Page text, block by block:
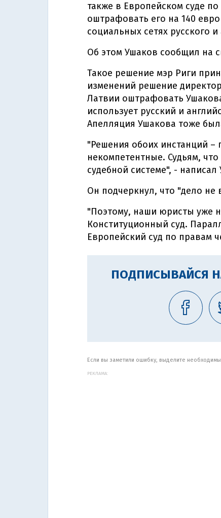
также в Европейском суде
оштрафовать его на 140
социальных сетях русского
Об этом Ушаков сообщил на
Такое решение мэр Риги
изменений решение
Латвии оштрафовать
использует русский и
Апелляция Ушакова тоже
"Решения обоих инстанций
некомпетентные. Судьям,
судебной системе", - написал
Он подчеркнул, что "дело
"Поэтому, наши юристы уже
Конституционный суд.
Европейский суд по правам
ПОДПИСЫВАЙСЯ
Если вы заметили ошибку, выделите
РЕКЛАМА: